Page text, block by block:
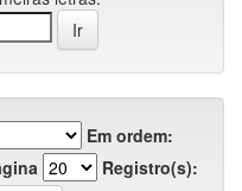
Em ordem:
Registro(s):